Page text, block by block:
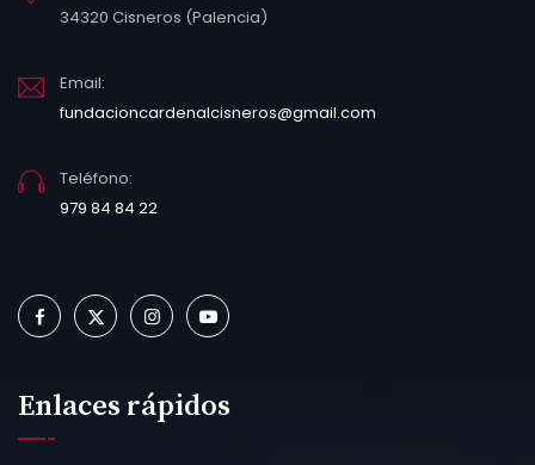
34320 Cisneros (Palencia)
Email:
fundacioncardenalcisneros@gmail.com
Teléfono:
979 84 84 22
Enlaces rápidos